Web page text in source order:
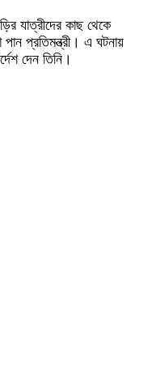
যাত্রীদের কাছ থেকে
প্রতিমন্ত্রী। এ ঘটনায়
দেন তিনি।